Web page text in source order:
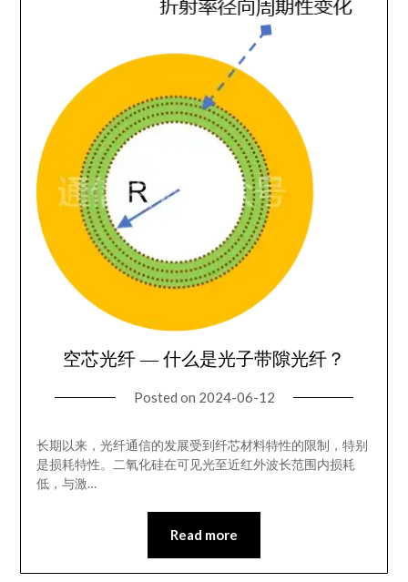
空芯光纤 — 什么是光子带隙光纤？
Posted on 2024-06-12
长期以来，光纤通信的发展受到纤芯材料特性的限制，特别
是损耗特性。二氧化硅在可见光至近红外波长范围内损耗
低，与激…
Read more